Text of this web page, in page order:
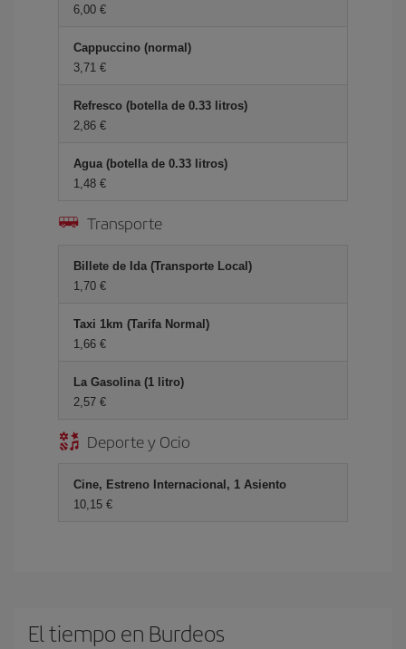
6,00 €
Cappuccino (normal)
3,71 €
Refresco (botella de 0.33 litros)
2,86 €
Agua (botella de 0.33 litros)
1,48 €
Transporte
Billete de Ida (Transporte Local)
1,70 €
Taxi 1km (Tarifa Normal)
1,66 €
La Gasolina (1 litro)
2,57 €
Deporte y Ocio
Cine, Estreno Internacional, 1 Asiento
10,15 €
El tiempo en Burdeos